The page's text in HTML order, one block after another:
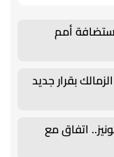
أمم
بقرار جديد
اتفاق مع